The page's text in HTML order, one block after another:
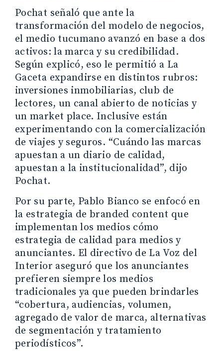
Pochat señaló que ante la
transformación del modelo de negocios,
el medio tucumano avanzó en base a dos
activos: la marca y su credibilidad.
Según explicó, eso le permitió a La
Gaceta expandirse en distintos rubros:
inversiones inmobiliarias, club de
lectores, un canal abierto de noticias y
un market place. Inclusive están
experimentando con la comercialización
de viajes y seguros. “Cuándo las marcas
apuestan a un diario de calidad,
apuestan a la institucionalidad”, dijo
Pochat.
Por su parte, Pablo Bianco se enfocó en
la estrategia de branded content que
implementan los medios cómo
estrategia de calidad para medios y
anunciantes. El directivo de La Voz del
Interior aseguró que los anunciantes
prefieren siempre los medios
tradicionales ya que pueden brindarles
“cobertura, audiencias, volumen,
agregado de valor de marca, alternativas
de segmentación y tratamiento
periodísticos”.